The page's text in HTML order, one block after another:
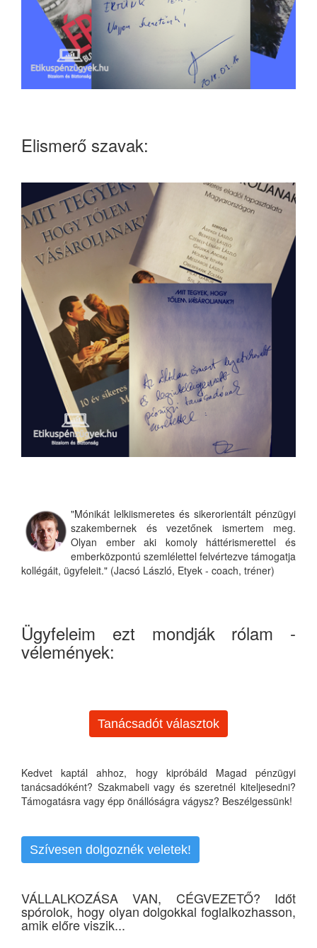
Elismerő szavak:
"Mónikát lelkiismeretes és sikerorientált pénzügyi
szakembernek és vezetőnek ismertem meg.
Olyan ember aki komoly háttérismerettel és
emberközpontú szemlélettel felvértezve támogatja
kollégáit, ügyfeleit." (Jacsó László, Etyek - coach, tréner)
Ügyfeleim ezt mondják rólam -
vélemények:
Tanácsadót választok
Kedvet kaptál ahhoz, hogy kipróbáld Magad pénzügyi
tanácsadóként? Szakmabeli vagy és szeretnél kiteljesedni?
Támogatásra vagy épp önállóságra vágysz? Beszélgessünk!
Szívesen dolgoznék veletek!
VÁLLALKOZÁSA VAN, CÉGVEZETŐ? Időt
spórolok, hogy olyan dolgokkal foglalkozhasson,
amik előre viszik...